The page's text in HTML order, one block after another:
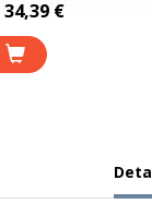
34,39 €